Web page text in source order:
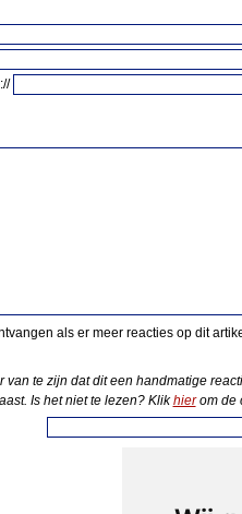
als er meer reacties op dit
van te zijn dat dit een handmatige
Is het niet te lezen? Klikhierom de